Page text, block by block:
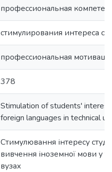
профессиональная
стимулирования интереса
профессиональная
378
Stimulation of students'
foreign languages in technical
Стимулювання інтересу
вивчення іноземної мови у
вузах